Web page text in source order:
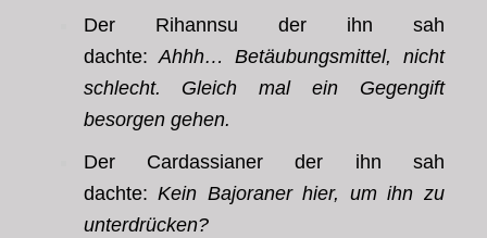
Der Rihannsu der ihn sah
dachte:Ahhh… Betäubungsmittel, nicht
schlecht. Gleich mal ein Gegengift
besorgen gehen.
Der Cardassianer der ihn sah
dachte:Kein Bajoraner hier, um ihn zu
unterdrücken?